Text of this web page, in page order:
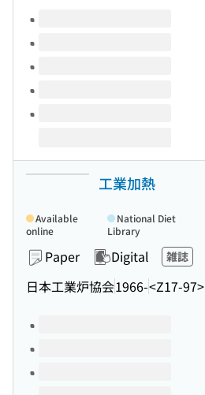
Volumes of this title
工業加熱
Paper Digital 雑誌
日本工業炉協会1966-<Z17-97>
Available
online
National Diet
Library
Volumes of this title